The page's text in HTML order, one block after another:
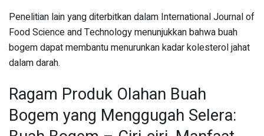
Penelitian lain yang diterbitkan dalam International Journal of
Food Science and Technology menunjukkan bahwa buah
bogem dapat membantu menurunkan kadar kolesterol jahat
dalam darah.
Ragam Produk Olahan Buah
Bogem yang Menggugah Selera: